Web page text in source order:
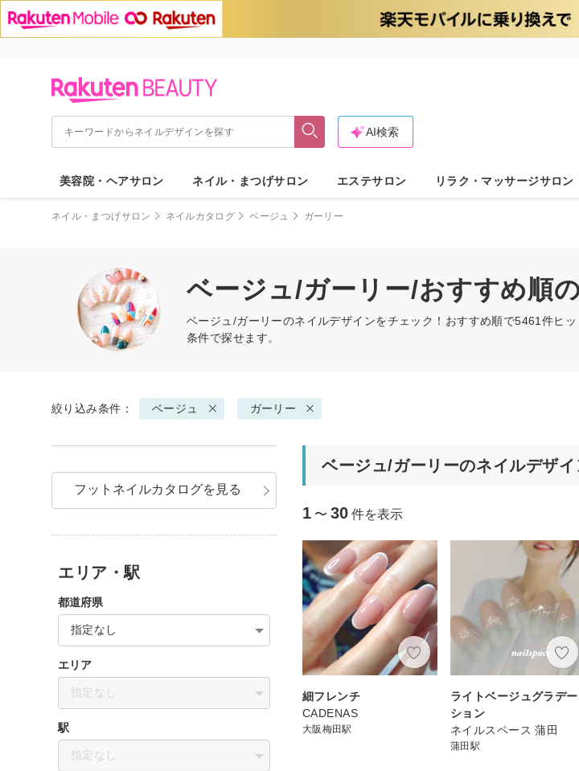
AI検索
美容院・ヘアサロン ネイル・まつげサロン エステサロン リラク・マッサージサロン
ネイル・まつげサロン ネイルカタログ ベージュ ガーリー
ベージュ/ガーリー/おすすめ順
ベージュ/ガーリーのネイルデザインをチェック！おすすめ順で5461件ヒ
条件で探せます。
絞り込み条件： ベージュ ガーリー
ベージュ/ガーリーのネイルデザ
1 〜 30 件を表示
細フレンチ
CADENAS
大阪梅田駅
ライトベージュグラデー
ション
ネイルスペース 蒲田
蒲田駅
フットネイルカタログを見る
エリア・駅
都道府県
指定なし
エリア
指定なし
駅
指定なし